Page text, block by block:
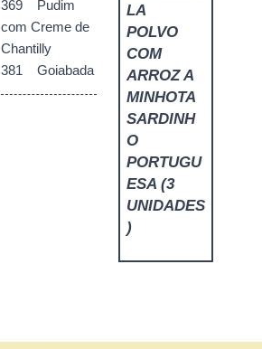
369 Pudim
com Creme de
Chantilly
381 Goiabada
LA
POLVO
COM
ARROZ A
MINHOTA
SARDINH
O
PORTUGU
ESA (3
UNIDADES
)